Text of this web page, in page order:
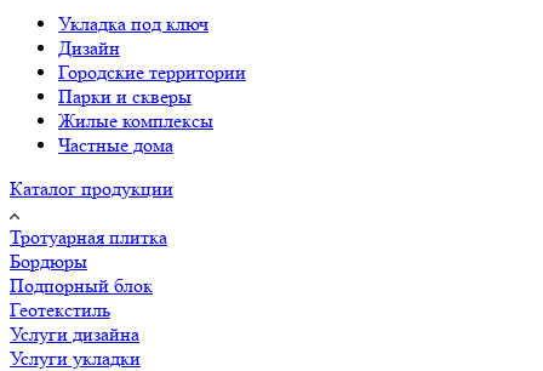
Укладка под ключ
Дизайн
Городские территории
Парки и скверы
Жилые комплексы
Частные дома
Каталог продукции
Тротуарная плитка
Бордюры
Подпорный блок
Геотекстиль
Услуги дизайна
Услуги укладки